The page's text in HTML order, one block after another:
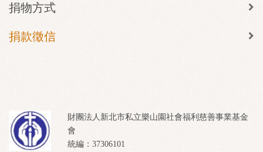
捐物方式
捐款徵信
財團法人新北市私立樂山園社會福利慈善事業基金
會
統編：37306101